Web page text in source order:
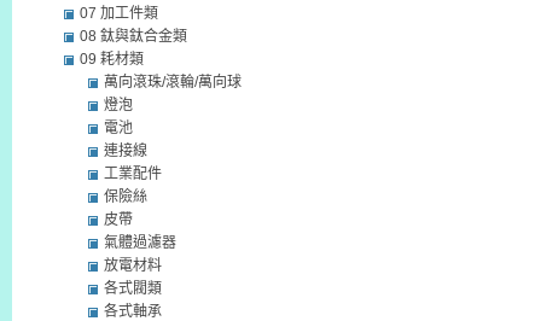
07 加工件類
08 鈦與鈦合金類
09 耗材類
萬向滾珠/滾輪/萬向球
燈泡
電池
連接線
工業配件
保險絲
皮帶
氣體過濾器
放電材料
各式閥類
各式軸承